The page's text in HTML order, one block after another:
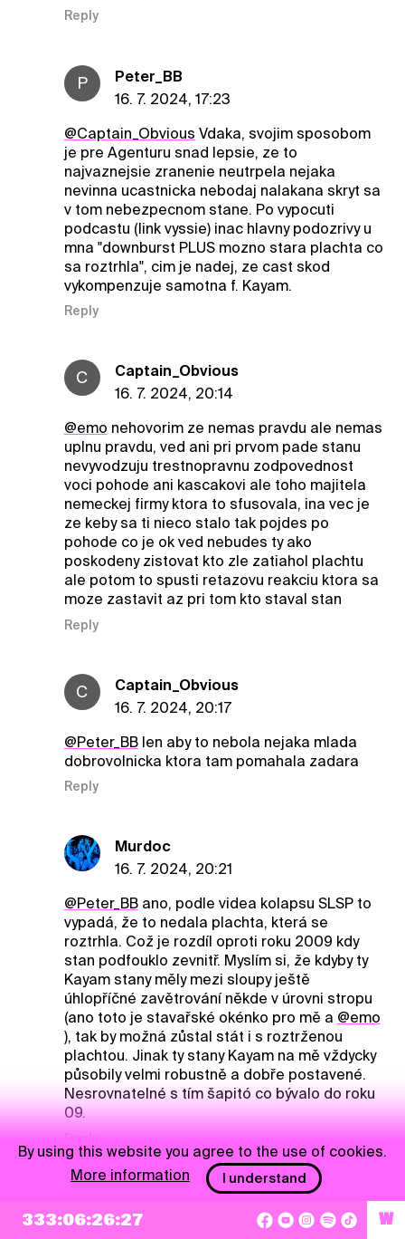
Reply
P
Peter_BB
16. 7. 2024, 17:23
@Captain_Obvious Vdaka, svojim sposobom
je pre Agenturu snad lepsie, ze to
najvaznejsie zranenie neutrpela nejaka
nevinna ucastnicka nebodaj nalakana skryt sa
v tom nebezpecnom stane. Po vypocuti
podcastu (link vyssie) inac hlavny podozrivy u
mna "downburst PLUS mozno stara plachta co
sa roztrhla", cim je nadej, ze cast skod
vykompenzuje samotna f. Kayam.
Reply
C
Captain_Obvious
16. 7. 2024, 20:14
@emo nehovorim ze nemas pravdu ale nemas
uplnu pravdu, ved ani pri prvom pade stanu
nevyvodzuju trestnopravnu zodpovednost
voci pohode ani kascakovi ale toho majitela
nemeckej firmy ktora to sfusovala, ina vec je
ze keby sa ti nieco stalo tak pojdes po
pohode co je ok ved nebudes ty ako
poskodeny zistovat kto zle zatiahol plachtu
ale potom to spusti retazovu reakciu ktora sa
moze zastavit az pri tom kto staval stan
Reply
C
Captain_Obvious
16. 7. 2024, 20:17
@Peter_BBlen aby to nebola nejaka mlada
dobrovolnicka ktora tam pomahala zadara
Reply
Murdoc
16. 7. 2024, 20:21
@Peter_BBano, podle videa kolapsu SLSP to
vypadá, že to nedala plachta, která se
roztrhla. Což je rozdíl oproti roku 2009 kdy
stan podfouklo zevnitř. Myslím si, že kdyby ty
Kayam stany měly mezi sloupy ještě
úhlopříčné zavětrování někde v úrovni stropu
(ano toto je stavařské okénko pro mě a @emo
), tak by možná zůstal stát i s roztrženou
plachtou. Jinak ty stany Kayam na mě vždycky
působily velmi robustně a dobře postavené.
Nesrovnatelné s tím šapitó co bývalo do roku
09.
16. 7. 2024, 21:13
333:06:26:26 W
By using this website you agree to the use of cookies.
More information
I understand